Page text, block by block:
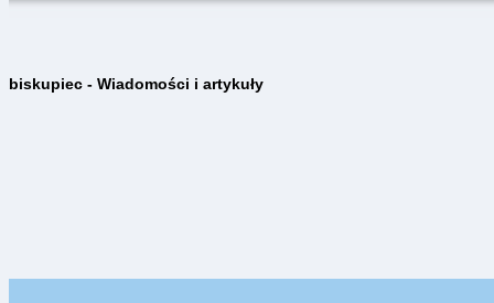
biskupiec - Wiadomości i artykuły